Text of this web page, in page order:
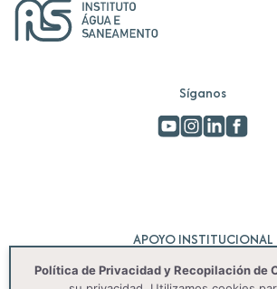
Síganos
APOYO INSTITUCIONAL
Política de Privacidad y Recopilación de